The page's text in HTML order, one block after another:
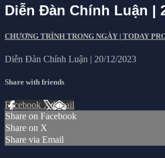
Diễn Đàn Chính Luận |
CHƯƠNG TRÌNH TRONG NGÀY | TODAY
Diễn Đàn Chính Luận | 20/12/2023
Share with friends
Facebook XEmail
Share on Facebook
Share on X
Share via Email